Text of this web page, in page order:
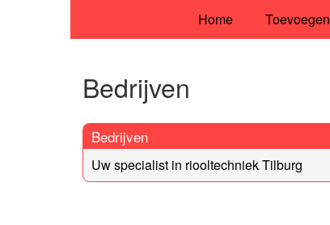
Home Toevoegen
Bedrijven
Bedrijven
Uw specialist in riooltechniek Tilburg